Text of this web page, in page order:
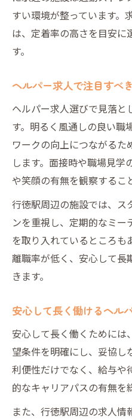
すい環境が整っています。
は、定着率の高さを目安に
す。
ヘルパー求人で注目すべ
ヘルパー求人選びで見落と
す。明るく風通しの良い職
ワークの向上につながる
します。面接時や職場見
や笑顔の有無を観察するこ
行徳駅周辺の施設では、ス
ンを重視し、定期的なミ
を取り入れているところも
離職率が低く、安心して長
きます。
安心して長く働けるヘル
安心して長く働くためには
望条件を明確にし、妥協し
利便性だけでなく、給与や
的なキャリアパスの有無を
また、行徳駅周辺の求人